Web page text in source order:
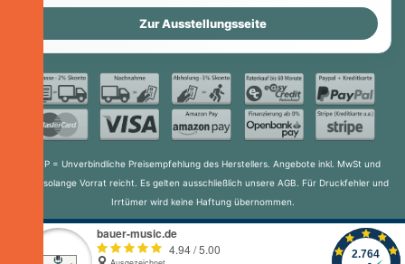
Zur Ausstellungsseite
* UvP = Unverbindliche Preisempfehlung des Herstellers. Angebote inkl. MwSt und
gültig solange Vorrat reicht. Es gelten ausschließlich unsere AGB. Für Druckfehler und
Irrtümer wird keine Haftung übernommen.